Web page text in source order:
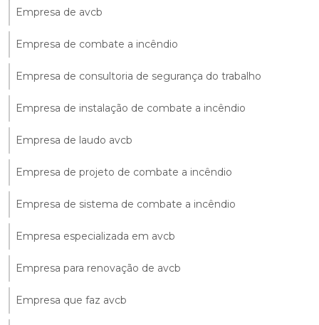
Empresa de avcb
Empresa de combate a incêndio
Empresa de consultoria de segurança do trabalho
Empresa de instalação de combate a incêndio
Empresa de laudo avcb
Empresa de projeto de combate a incêndio
Empresa de sistema de combate a incêndio
Empresa especializada em avcb
Empresa para renovação de avcb
Empresa que faz avcb